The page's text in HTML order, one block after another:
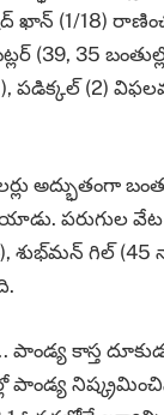
(1/18)
(39, 35
పడిక్కల్‌ (2)
అద్భుతంగా
పరుగుల వేట
శుభ్‌మన్‌ గిల్‌
కాస్త
పాండ్య